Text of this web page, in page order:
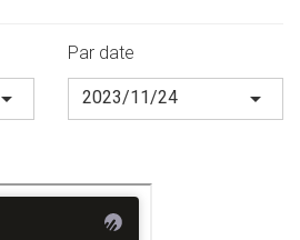
arrow_drop_down
Par date
2023/11/24 arrow_drop_down